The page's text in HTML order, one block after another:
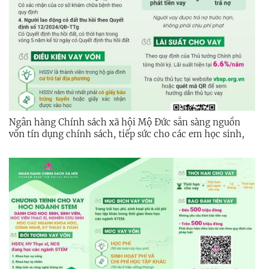
Ngân hàng Chính sách xã hội Mộ Đức sẵn sàng nguồn
vốn tín dụng chính sách, tiếp sức cho các em học sinh,